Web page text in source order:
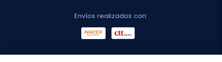
Envíos realizados con: